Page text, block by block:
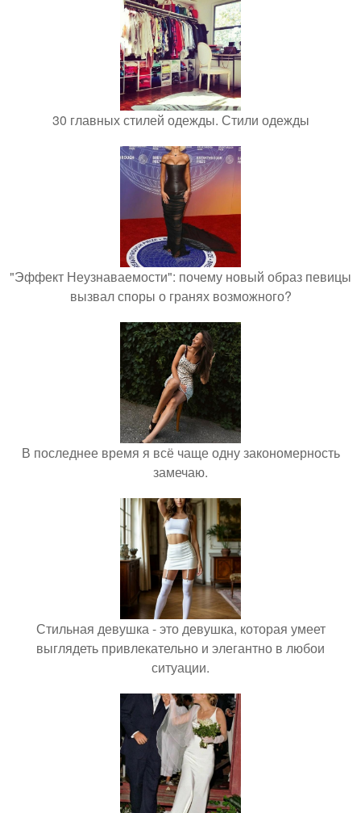
30 главных стилей одежды. Стили одежды
"Эффект Неузнаваемости": почему новый образ певицы
вызвал споры о гранях возможного?
В последнее время я всё чаще одну закономерность
замечаю.
Стильная девушка - это девушка, которая умеет
выглядеть привлекательно и элегантно в любои
ситуации.